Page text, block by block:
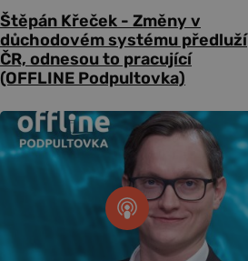
Štěpán Křeček - Změny v
důchodovém systému předluží
ČR, odnesou to pracující
(OFFLINE Podpultovka)